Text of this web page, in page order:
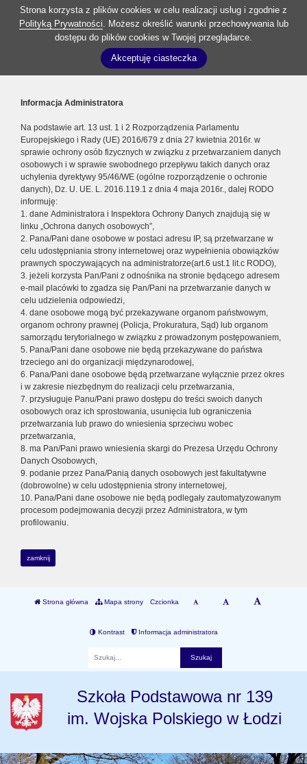
Strona korzysta z plików cookies w celu realizacji usług i zgodnie z
Polityką Prywatności. Możesz określić warunki przechowywania lub
dostępu do plików cookies w Twojej przeglądarce.
Akceptuję ciasteczka
Informacja Administratora
Na podstawie art. 13 ust. 1 i 2 Rozporządzenia Parlamentu
Europejskiego i Rady (UE) 2016/679 z dnia 27 kwietnia 2016r. w
sprawie ochrony osób fizycznych w związku z przetwarzaniem danych
osobowych i w sprawie swobodnego przepływu takich danych oraz
uchylenia dyrektywy 95/46/WE (ogólne rozporządzenie o ochronie
danych), Dz. U. UE. L. 2016.119.1 z dnia 4 maja 2016r., dalej RODO
informuję:
1. dane Administratora i Inspektora Ochrony Danych znajdują się w
linku „Ochrona danych osobowych”,
2. Pana/Pani dane osobowe w postaci adresu IP, są przetwarzane w
celu udostępniania strony internetowej oraz wypełnienia obowiązków
prawnych spoczywających na administratorze(art.6 ust.1 lit.c RODO),
3. jeżeli korzysta Pan/Pani z odnośnika na stronie będącego adresem
e-mail placówki to zgadza się Pan/Pani na przetwarzanie danych w
celu udzielenia odpowiedzi,
4. dane osobowe mogą być przekazywane organom państwowym,
organom ochrony prawnej (Policja, Prokuratura, Sąd) lub organom
samorządu terytorialnego w związku z prowadzonym postępowaniem,
5. Pana/Pani dane osobowe nie będą przekazywane do państwa
trzeciego ani do organizacji międzynarodowej,
6. Pana/Pani dane osobowe będą przetwarzane wyłącznie przez okres
i w zakresie niezbędnym do realizacji celu przetwarzania,
7. przysługuje Panu/Pani prawo dostępu do treści swoich danych
osobowych oraz ich sprostowania, usunięcia lub ograniczenia
przetwarzania lub prawo do wniesienia sprzeciwu wobec
przetwarzania,
8. ma Pan/Pani prawo wniesienia skargi do Prezesa Urzędu Ochrony
Danych Osobowych,
9. podanie przez Pana/Panią danych osobowych jest fakultatywne
(dobrowolne) w celu udostępnienia strony internetowej,
10. Pana/Pani dane osobowe nie będą podlegały zautomatyzowanym
procesom podejmowania decyzji przez Administratora, w tym
profilowaniu.
zamknij
Strona główna Mapa strony Czcionka
Kontrast Informacja administratora
Szkoła Podstawowa nr 139
im. Wojska Polskiego w Łodzi